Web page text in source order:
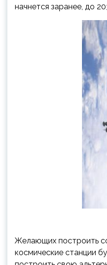
начнется заранее, до
Желающих построить
космические станции